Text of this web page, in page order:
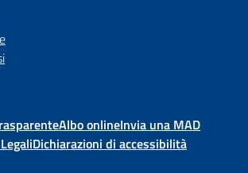
Albo onlineInvia una MAD
Dichiarazioni di accessibilità